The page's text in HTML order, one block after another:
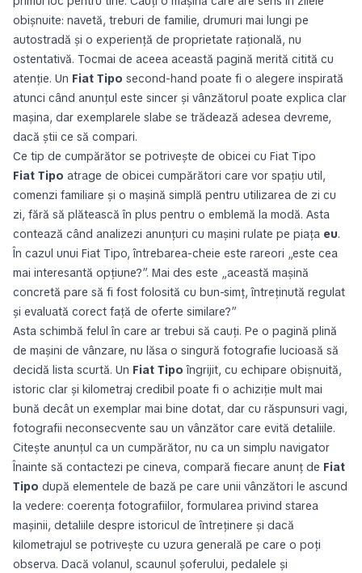
obișnuite: navetă, treburi de familie, drumuri mai lungi pe
autostradă și o experiență de proprietate rațională, nu
ostentativă. Tocmai de aceea această pagină merită citită cu
atenție. Un Fiat Tipo second-hand poate fi o alegere inspirată
atunci când anunțul este sincer și vânzătorul poate explica clar
mașina, dar exemplarele slabe se trădează adesea devreme,
dacă știi ce să compari.
Ce tip de cumpărător se potrivește de obicei cu Fiat Tipo
Fiat Tipo atrage de obicei cumpărători care vor spațiu util,
comenzi familiare și o mașină simplă pentru utilizarea de zi cu
zi, fără să plătească în plus pentru o emblemă la modă. Asta
contează când analizezi anunțuri cu mașini rulate pe piața eu.
În cazul unui Fiat Tipo, întrebarea-cheie este rareori „este cea
mai interesantă opțiune?”. Mai des este „această mașină
concretă pare să fi fost folosită cu bun-simț, întreținută regulat
și evaluată corect față de oferte similare?”
Asta schimbă felul în care ar trebui să cauți. Pe o pagină plină
de mașini de vânzare, nu lăsa o singură fotografie lucioasă să
decidă lista scurtă. Un Fiat Tipo îngrijit, cu echipare obișnuită,
istoric clar și kilometraj credibil poate fi o achiziție mult mai
bună decât un exemplar mai bine dotat, dar cu răspunsuri vagi,
fotografii neconsecvente sau un vânzător care evită detaliile.
Citește anunțul ca un cumpărător, nu ca un simplu navigator
Înainte să contactezi pe cineva, compară fiecare anunț de Fiat
Tipo după elementele de bază pe care unii vânzători le ascund
la vedere: coerența fotografiilor, formularea privind starea
mașinii, detaliile despre istoricul de întreținere și dacă
kilometrajul se potrivește cu uzura generală pe care o poți
observa. Dacă volanul, scaunul șoferului, pedalele și